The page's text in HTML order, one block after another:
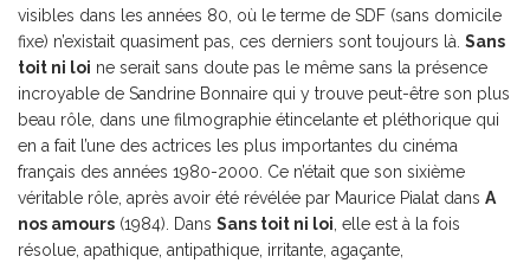
visibles dans les années 80, où le terme de SDF (sans domicile
fixe) n’existait quasiment pas, ces derniers sont toujours là. Sans
toit ni loi ne serait sans doute pas le même sans la présence
incroyable de Sandrine Bonnaire qui y trouve peut-être son plus
beau rôle, dans une filmographie étincelante et pléthorique qui
en a fait l’une des actrices les plus importantes du cinéma
français des années 1980-2000. Ce n’était que son sixième
véritable rôle, après avoir été révélée par Maurice Pialat dans A
nos amours (1984). Dans Sans toit ni loi , elle est à la fois
résolue, apathique, antipathique, irritante, agaçante,